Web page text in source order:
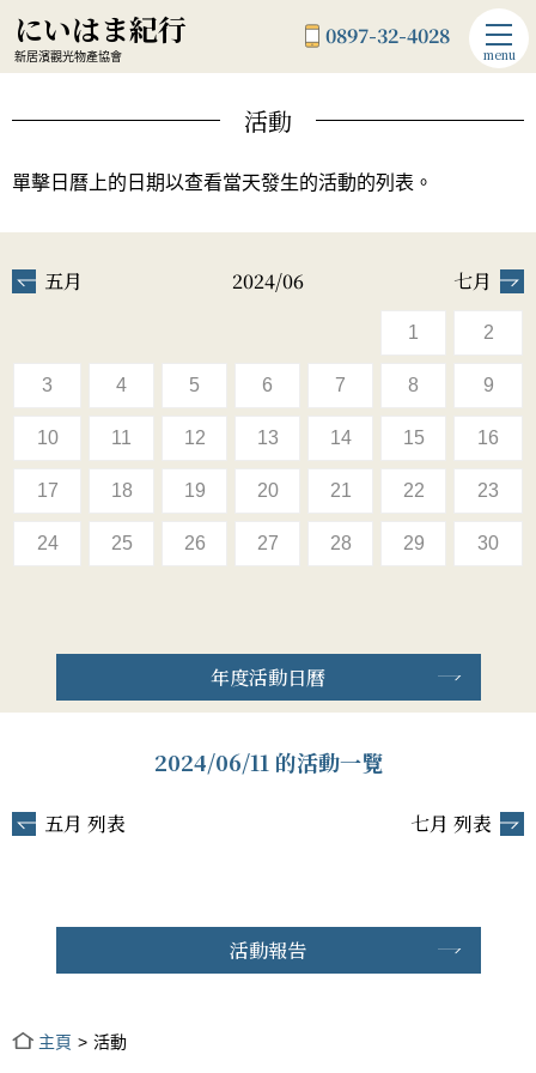
にいはま紀行
新居濱觀光物產協會
0897-32-4028
menu
活動
單擊日曆上的日期以查看當天發生的活動的列表。
五月 2024/06 七月
1 2
3 4 5 6 7 8 9
10 11 12 13 14 15 16
17 18 19 20 21 22 23
24 25 26 27 28 29 30
年度活動日曆
2024/06/11 的活動一覽
五月 列表 七月 列表
活動報告
主頁 活動